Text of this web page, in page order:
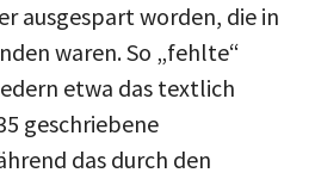
ausgespart worden, die in
waren. So „fehlte“
etwa das textlich
geschriebene
das durch den